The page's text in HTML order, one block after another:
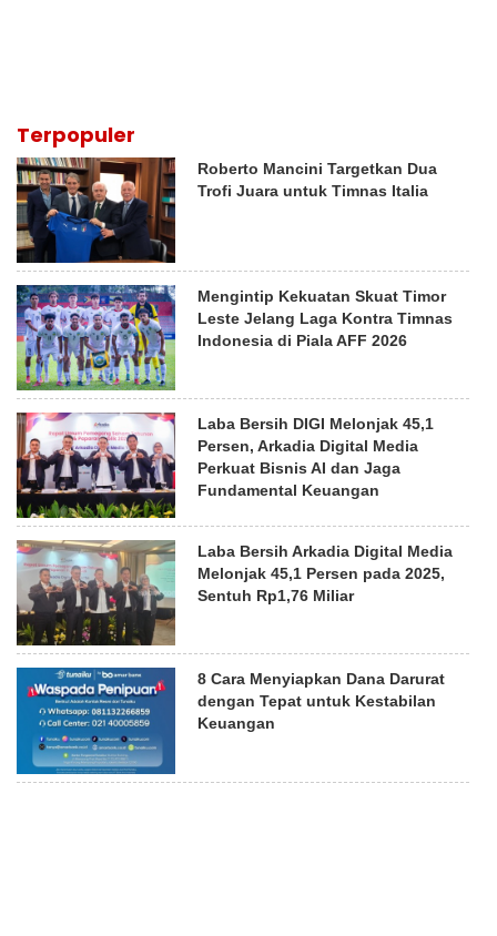
Terpopuler
Roberto Mancini Targetkan Dua
Trofi Juara untuk Timnas Italia
Mengintip Kekuatan Skuat Timor
Leste Jelang Laga Kontra Timnas
Indonesia di Piala AFF 2026
Laba Bersih DIGI Melonjak 45,1
Persen, Arkadia Digital Media
Perkuat Bisnis AI dan Jaga
Fundamental Keuangan
Laba Bersih Arkadia Digital Media
Melonjak 45,1 Persen pada 2025,
Sentuh Rp1,76 Miliar
8 Cara Menyiapkan Dana Darurat
dengan Tepat untuk Kestabilan
Keuangan